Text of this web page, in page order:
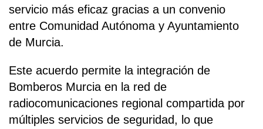
servicio más eficaz gracias a un convenio
entre Comunidad Autónoma y Ayuntamiento
de Murcia.
Este acuerdo permite la integración de
Bomberos Murcia en la red de
radiocomunicaciones regional compartida por
múltiples servicios de seguridad, lo que